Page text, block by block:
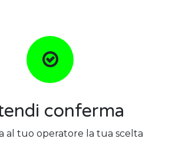
conferma
al tuo operatore la tua scelta